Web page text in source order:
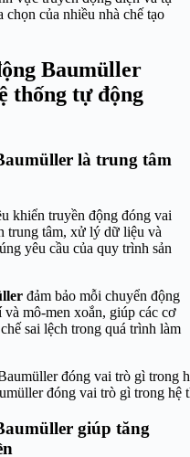
của nhiều nhà chế tạo
Baumüller
thống tự động
là trung tâm
khiển truyền động đóng vai
trung tâm, xử lý dữ liệu và
yêu cầu của quy trình sản
đảm bảo mỗi chuyển động
mô-men xoắn, giúp các cơ
sai lệch trong quá trình làm
đóng vai trò gì trong hệ
giúp tăng